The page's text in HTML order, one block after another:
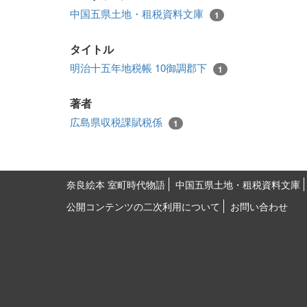
中国五県土地・租税資料文庫 1
タイトル
明治十五年地税帳 10御調郡下 1
著者
広島県収税課賦税係 1
奈良絵本 室町時代物語 中国五県土地・租税資料文庫
公開コンテンツの二次利用について
お問い合わせ